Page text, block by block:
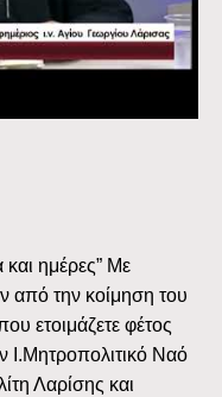
ημέρες” Με
από την κοίμηση του
ετοιμάζετε φέτος
Ι.Μητροπολιτικό Ναό
Λαρίσης και